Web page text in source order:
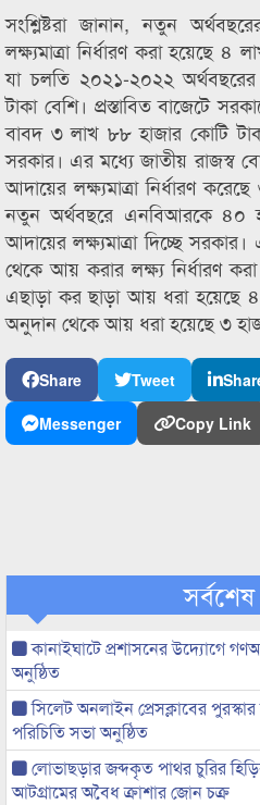
সংশ্লিষ্টরা জানান, নতুন
লক্ষ্যমাত্রা নির্ধারণ করা হয়েছে
যা চলতি ২০২১-২০২২
টাকা বেশি। প্রস্তাবিত বাজেটে
বাবদ ৩ লাখ ৮৮ হাজার কোটি
সরকার। এর মধ্যে জাতীয় রাজস্ব
আদায়ের লক্ষ্যমাত্রা নির্ধারণ
নতুন অর্থবছরে এনবিআরকে ৪০
আদায়ের লক্ষ্যমাত্রা দিচ্ছে
থেকে আয় করার লক্ষ্য নির্ধারণ
এছাড়া কর ছাড়া আয় ধরা হয়েছে
অনুদান থেকে আয় ধরা হয়েছে ৩
Share Tweet
Messenger
Copy Link
কানাইঘাটে প্রশাসনের উদ্যোগে
অনুষ্ঠিত
সিলেট অনলাইন প্রেসক্লাবের
পরিচিতি সভা অনুষ্ঠিত
লোভাছড়ার জব্দকৃত পাথর চুরির
আটগ্রামের অবৈধ ক্রাশার জোন চক্র